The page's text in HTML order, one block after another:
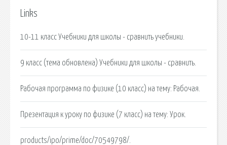
Links
10-11 класс Учебники для школы - сравнить учебники.
9 класс (тема обновлена) Учебники для школы - сравнить.
Рабочая программа по физике (10 класс) на тему: Рабочая.
Презентация к уроку по физике (7 класс) на тему: Урок.
products/ipo/prime/doc/70549798/.